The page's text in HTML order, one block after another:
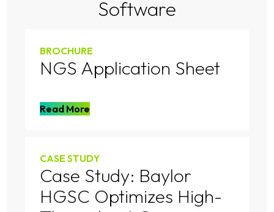
Software
BROCHURE
NGS Application Sheet
Read More
CASE STUDY
Case Study: Baylor
HGSC Optimizes High-